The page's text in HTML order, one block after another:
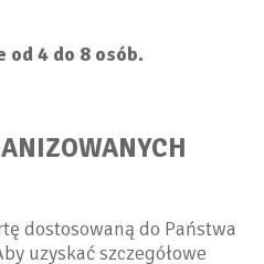
od 4 do 8 osób.
dostosowaną do Państwa
uzyskać szczegółowe